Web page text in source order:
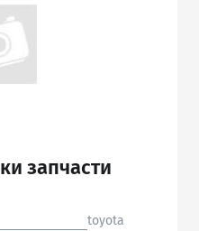
запчасти
toyota